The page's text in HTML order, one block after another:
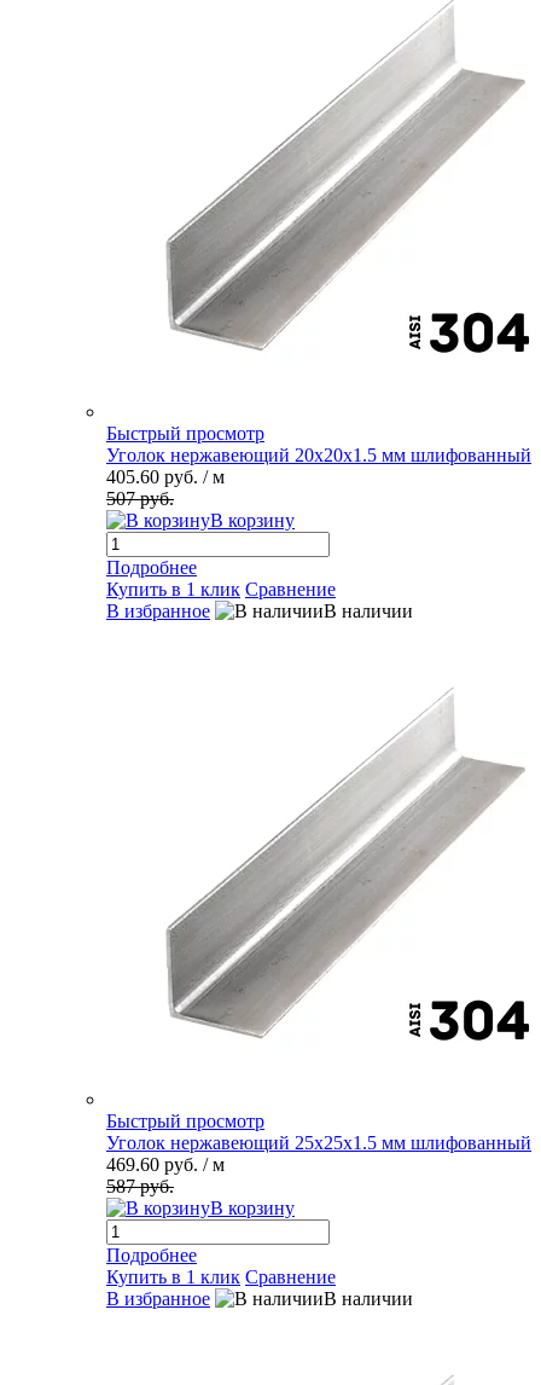
Быстрый просмотр
Уголок нержавеющий 20х20х1.5 мм шлифованный
405.60 руб. / м
507 руб.
В корзину
Подробнее
Купить в 1 клик Сравнение
В избранное
В наличии
Быстрый просмотр
Уголок нержавеющий 25х25х1.5 мм шлифованный
469.60 руб. / м
587 руб.
В корзину
Подробнее
Купить в 1 клик Сравнение
В избранное
В наличии